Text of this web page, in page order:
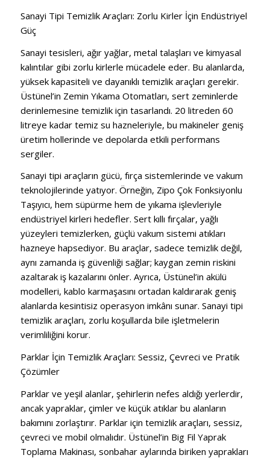
Sanayi Tipi Temizlik Araçları: Zorlu Kirler İçin Endüstriyel
Güç
Sanayi tesisleri, ağır yağlar, metal talaşları ve kimyasal
kalıntılar gibi zorlu kirlerle mücadele eder. Bu alanlarda,
yüksek kapasiteli ve dayanıklı temizlik araçları gerekir.
Üstünel’in Zemin Yıkama Otomatları, sert zeminlerde
derinlemesine temizlik için tasarlandı. 20 litreden 60
litreye kadar temiz su hazneleriyle, bu makineler geniş
üretim hollerinde ve depolarda etkili performans
sergiler.
Sanayi tipi araçların gücü, fırça sistemlerinde ve vakum
teknolojilerinde yatıyor. Örneğin, Zipo Çok Fonksiyonlu
Taşıyıcı, hem süpürme hem de yıkama işlevleriyle
endüstriyel kirleri hedefler. Sert kıllı fırçalar, yağlı
yüzeyleri temizlerken, güçlü vakum sistemi atıkları
hazneye hapsediyor. Bu araçlar, sadece temizlik değil,
aynı zamanda iş güvenliği sağlar; kaygan zemin riskini
azaltarak iş kazalarını önler. Ayrıca, Üstünel’in akülü
modelleri, kablo karmaşasını ortadan kaldırarak geniş
alanlarda kesintisiz operasyon imkânı sunar. Sanayi tipi
temizlik araçları, zorlu koşullarda bile işletmelerin
verimliliğini korur.
Parklar İçin Temizlik Araçları: Sessiz, Çevreci ve Pratik
Çözümler
Parklar ve yeşil alanlar, şehirlerin nefes aldığı yerlerdir,
ancak yapraklar, çimler ve küçük atıklar bu alanların
bakımını zorlaştırır. Parklar için temizlik araçları, sessiz,
çevreci ve mobil olmalıdır. Üstünel’in Big Fil Yaprak
Toplama Makinası, sonbahar aylarında biriken yaprakları